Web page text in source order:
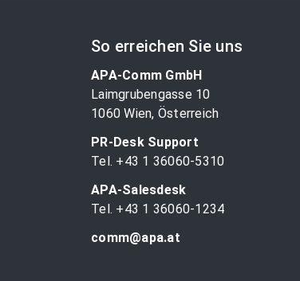
So erreichen Sie uns
APA-Comm GmbH
Laimgrubengasse 10
1060 Wien, Österreich
PR-Desk Support
Tel. +43 1 36060-5310
APA-Salesdesk
Tel. +43 1 36060-1234
comm@apa.at